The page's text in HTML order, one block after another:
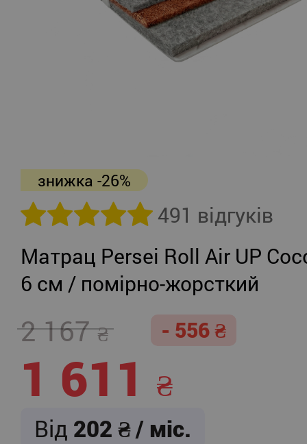
знижка -26%
491 відгуків
Матрац Persei Roll Air UP
6 см / помірно-жорсткий
2 167 - 556
1 611
Від 202 / міс.